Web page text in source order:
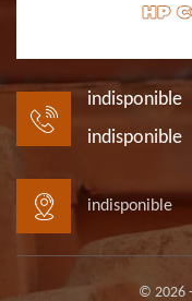
indisponible
indisponible
indisponible
© 2026